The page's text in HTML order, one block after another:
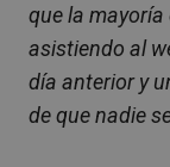
que la
asistiendo al
día anterior y
de que nadie